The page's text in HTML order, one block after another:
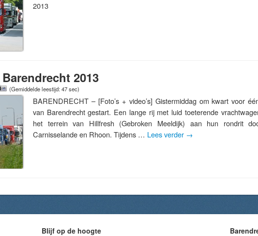
2013
2013
(Gemiddelde leestijd: 47 sec)
BARENDRECHT – [Foto’s + video’s] Gistermiddag om kwart voor
van Barendrecht gestart. Een lange rij met luid toeterende
het terrein van Hillfresh (Gebroken Meeldijk) aan hun rondrit
Carnisselande en Rhoon. Tijdens … Lees verder →
Blijf op de hoogte